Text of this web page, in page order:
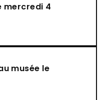
mercredi 4
musée le